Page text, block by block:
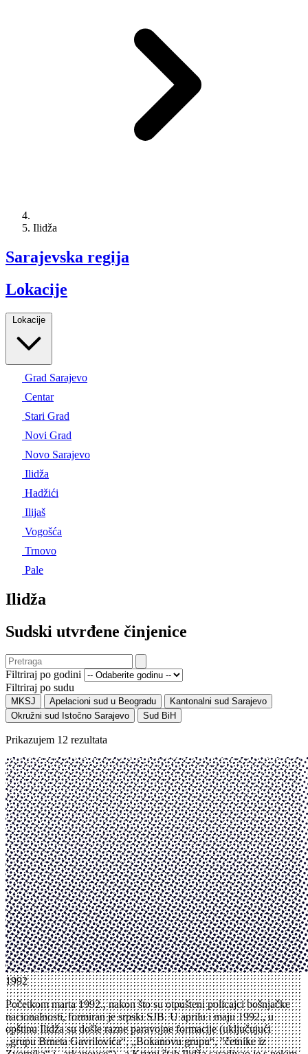
Ilidža
Sarajevska regija
Lokacije
Lokacije
Grad Sarajevo
Centar
Stari Grad
Novi Grad
Novo Sarajevo
Ilidža
Hadžići
Ilijaš
Vogošća
Trnovo
Pale
Ilidža
Sudski utvrđene činjenice
Filtriraj po godini
Filtriraj po sudu
MKSJ Apelacioni sud u Beogradu
Kantonalni sud Sarajevo
Okružni sud Istočno Sarajevo
Sud BiH
Prikazujem 12 rezultata
1992
Početkom marta 1992., nakon što su otpušteni policajci bošnjačke
nacionalnosti, formiran je srpski SJB. U aprilu i maju 1992., u
opštinu Ilidža su došle razne paravojne formacije (uključujući
„grupu Brneta Gavrilovića“, „Bokanovu grupu“, "četnike iz